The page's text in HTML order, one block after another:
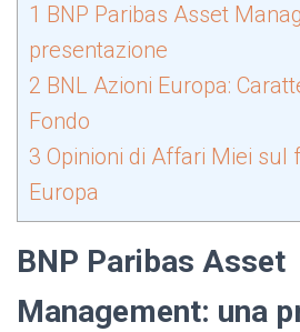
1 BNP Paribas Asset
presentazione
2 BNL Azioni Europa:
Fondo
3 Opinioni di Affari Miei sul
Europa
BNP Paribas Asset
Management: una